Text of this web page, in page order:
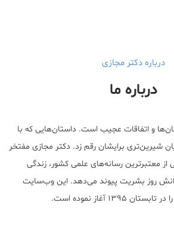
درباره دکتر مجازی
درباره ما
و اتفاقات عجیب است. داستان‌هایی که با
شیرین‌تری برایشان رقم زد. دکتر مجازی مفتخر
معتبر‌ترین رسانه‌های علمی کشور، زندگی
دانش روز بشریت پیوند می‌دهد. این وب‌سایت
۱۳۹۵ آغاز نموده است.